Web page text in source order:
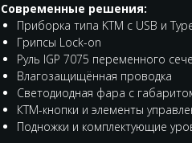
Современные решения:
Приборка типа KTM с USB и
Грипсы Lock-on
Руль IGP 7075 переменного
Влагозащищённая проводка
Светодиодная фара с
КТМ-кнопки и элементы
Подножки и комплектующие